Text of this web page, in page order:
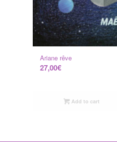
Ariane rêve
27,00€
Add to cart